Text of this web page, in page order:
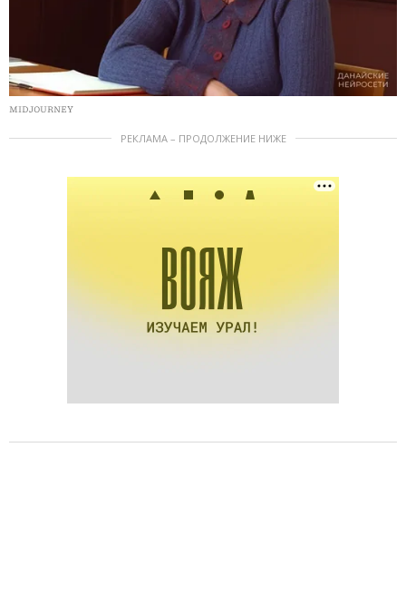
MIDJOURNEY
РЕКЛАМА – ПРОДОЛЖЕНИЕ НИЖЕ